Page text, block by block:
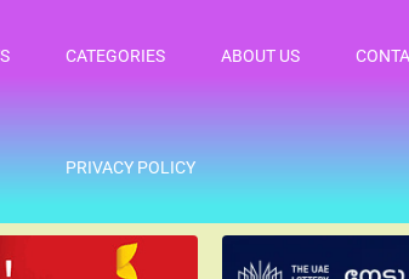
CATEGORIES ABOUT US
PRIVACY POLICY